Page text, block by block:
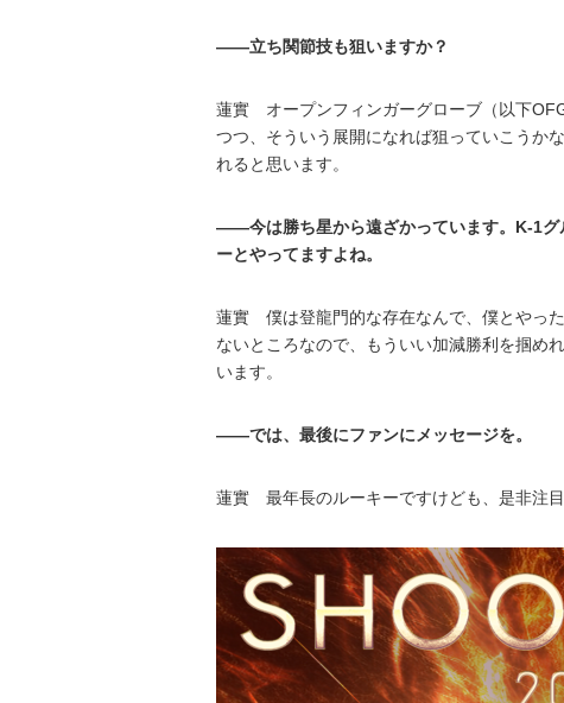
――立ち関節技も狙いますか？
蓮實 オープンフィンガーグローブ（以下
つつ、そういう展開になれば狙っていこうか
れると思います。
――今は勝ち星から遠ざかっています。K-1グ
ーとやってますよね。
蓮實 僕は登龍門的な存在なんで、僕とやっ
ないところなので、もういい加減勝利を掴め
います。
――では、最後にファンにメッセージを。
蓮實 最年長のルーキーですけども、是非注目